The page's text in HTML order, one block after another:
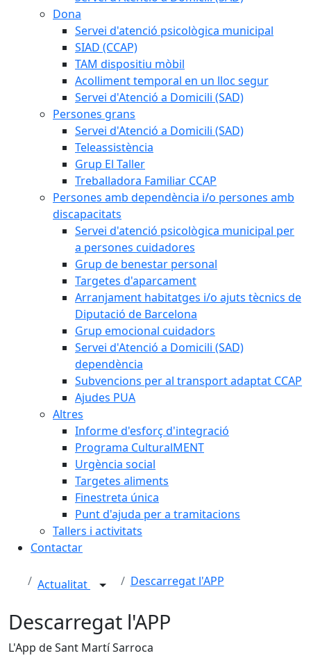
Dona
Servei d'atenció psicològica municipal
SIAD (CCAP)
TAM dispositiu mòbil
Acolliment temporal en un lloc segur
Servei d'Atenció a Domicili (SAD)
Persones grans
Servei d'Atenció a Domicili (SAD)
Teleassistència
Grup El Taller
Treballadora Familiar CCAP
Persones amb dependència i/o persones amb
discapacitats
Servei d'atenció psicològica municipal per
a persones cuidadores
Grup de benestar personal
Targetes d'aparcament
Arranjament habitatges i/o ajuts tècnics de
Diputació de Barcelona
Grup emocional cuidadors
Servei d'Atenció a Domicili (SAD)
dependència
Subvencions per al transport adaptat CCAP
Ajudes PUA
Altres
Informe d'esforç d'integració
Programa CulturalMENT
Urgència social
Targetes aliments
Finestreta única
Punt d'ajuda per a tramitacions
Tallers i activitats
Contactar
Actualitat Descarregat l'APP
Descarregat l'APP
L'App de Sant Martí Sarroca